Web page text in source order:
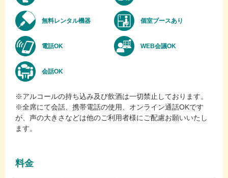
無料レンタル機器 個室ブースあり
電話OK WEB会議OK
会話OK
※アルコールの持ち込み及び飲酒は一切禁止しております。
※全席にて会話、携帯電話の使用、オンライン通話OKです
が、声の大きさなどは他のご利用者様にご配慮お願いいたし
ます。
料金